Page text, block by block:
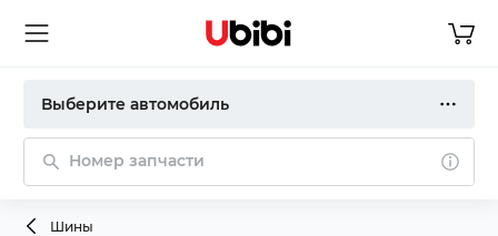
Выберите автомобиль
Номер запчасти
Шины